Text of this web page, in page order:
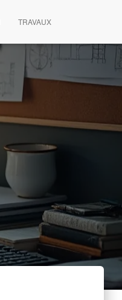
TRAVAUX